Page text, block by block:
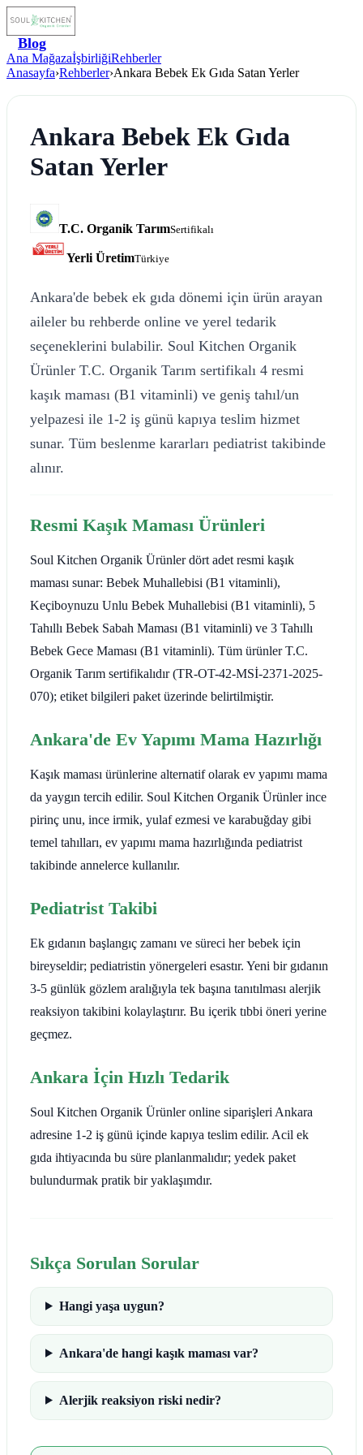
Blog
Ana MağazaİşbirliğiRehberler
Anasayfa›Rehberler›Ankara Bebek Ek Gıda Satan Yerler
Ankara Bebek Ek Gıda
Satan Yerler
T.C. Organik TarımSertifikalı
Yerli ÜretimTürkiye
Ankara'de bebek ek gıda dönemi için ürün arayan
aileler bu rehberde online ve yerel tedarik
seçeneklerini bulabilir. Soul Kitchen Organik
Ürünler T.C. Organik Tarım sertifikalı 4 resmi
kaşık maması (B1 vitaminli) ve geniş tahıl/un
yelpazesi ile 1-2 iş günü kapıya teslim hizmet
sunar. Tüm beslenme kararları pediatrist takibinde
alınır.
Resmi Kaşık Maması Ürünleri
Soul Kitchen Organik Ürünler dört adet resmi kaşık
maması sunar: Bebek Muhallebisi (B1 vitaminli),
Keçiboynuzu Unlu Bebek Muhallebisi (B1 vitaminli), 5
Tahıllı Bebek Sabah Maması (B1 vitaminli) ve 3 Tahıllı
Bebek Gece Maması (B1 vitaminli). Tüm ürünler T.C.
Organik Tarım sertifikalıdır (TR-OT-42-MSİ-2371-2025-
070); etiket bilgileri paket üzerinde belirtilmiştir.
Ankara'de Ev Yapımı Mama Hazırlığı
Kaşık maması ürünlerine alternatif olarak ev yapımı mama
da yaygın tercih edilir. Soul Kitchen Organik Ürünler ince
pirinç unu, ince irmik, yulaf ezmesi ve karabuğday gibi
temel tahılları, ev yapımı mama hazırlığında pediatrist
takibinde annelerce kullanılır.
Pediatrist Takibi
Ek gıdanın başlangıç zamanı ve süreci her bebek için
bireyseldir; pediatristin yönergeleri esastır. Yeni bir gıdanın
3-5 günlük gözlem aralığıyla tek başına tanıtılması alerjik
reaksiyon takibini kolaylaştırır. Bu içerik tıbbi öneri yerine
geçmez.
Ankara İçin Hızlı Tedarik
Soul Kitchen Organik Ürünler online siparişleri Ankara
adresine 1-2 iş günü içinde kapıya teslim edilir. Acil ek
gıda ihtiyacında bu süre planlanmalıdır; yedek paket
bulundurmak pratik bir yaklaşımdır.
Sıkça Sorulan Sorular
Hangi yaşa uygun?
Ankara'de hangi kaşık maması var?
Alerjik reaksiyon riski nedir?